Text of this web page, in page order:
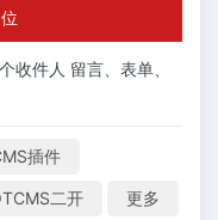
收件人 留言、表单、
插件
二开 更多